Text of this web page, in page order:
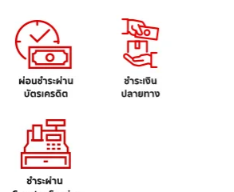
Winsor & Newton 24สี
Light Box #0190553
4,050.00 ฿ 4,090.00 ฿